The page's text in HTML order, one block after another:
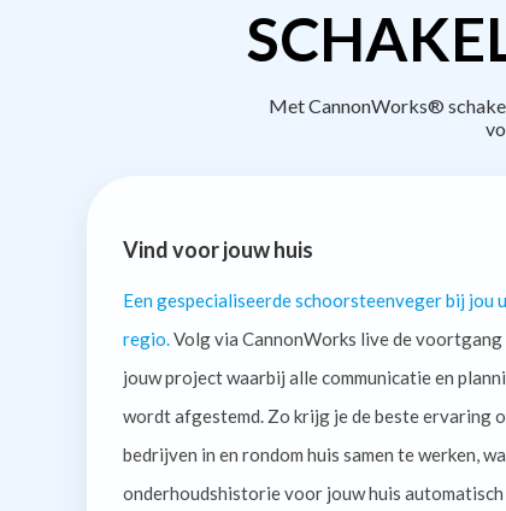
Met CannonWorks®
Vind voor jouw huis
Een gespecialiseerde schoorsteenveger bij jou
regio. Volg via CannonWorks live de voortgang
jouw project waarbij alle communicatie en
wordt afgestemd. Zo krijg je de beste ervaring
bedrijven in en rondom huis samen te werken,
onderhoudshistorie voor jouw huis